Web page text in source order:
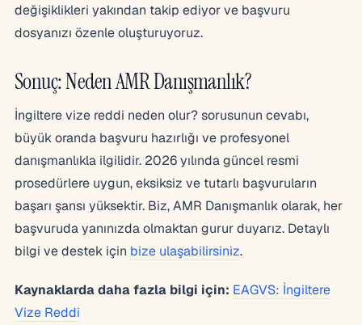
değişiklikleri yakından takip ediyor ve başvuru
dosyanızı özenle oluşturuyoruz.
Sonuç: Neden AMR Danışmanlık?
İngiltere vize reddi neden olur? sorusunun cevabı,
büyük oranda başvuru hazırlığı ve profesyonel
danışmanlıkla ilgilidir. 2026 yılında güncel resmi
prosedürlere uygun, eksiksiz ve tutarlı başvuruların
başarı şansı yüksektir. Biz, AMR Danışmanlık olarak, her
başvuruda yanınızda olmaktan gurur duyarız. Detaylı
bilgi ve destek için bize ulaşabilirsiniz.
Kaynaklarda daha fazla bilgi için: EAGVS: İngiltere
Vize Reddi